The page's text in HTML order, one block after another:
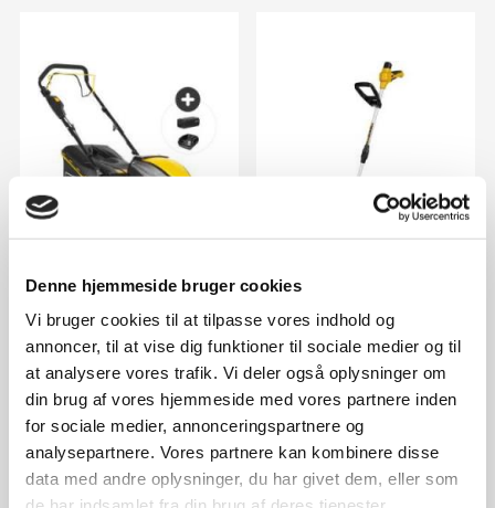
Denne hjemmeside bruger cookies
Vi bruger cookies til at tilpasse vores indhold og
annoncer, til at vise dig funktioner til sociale medier og til
at analysere vores trafik. Vi deler også oplysninger om
din brug af vores hjemmeside med vores partnere inden
for sociale medier, annonceringspartnere og
analysepartnere. Vores partnere kan kombinere disse
data med andre oplysninger, du har givet dem, eller som
Razor 4220TR-Li (40V) m/1
batteri og lader
3.399,-
10+ stk. på lager.
699,-
10+ stk. på lager.
SPAR 100,- SPAR 1.100,-